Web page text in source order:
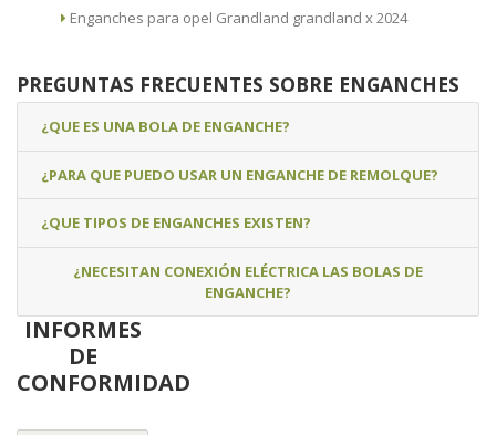
Enganches para opel Grandland grandland x 2024
PREGUNTAS FRECUENTES SOBRE ENGANCHES
¿QUE ES UNA BOLA DE ENGANCHE?
¿PARA QUE PUEDO USAR UN ENGANCHE DE REMOLQUE?
¿QUE TIPOS DE ENGANCHES EXISTEN?
¿NECESITAN CONEXIÓN ELÉCTRICA LAS BOLAS DE
ENGANCHE?
INFORMES
DE
CONFORMIDAD